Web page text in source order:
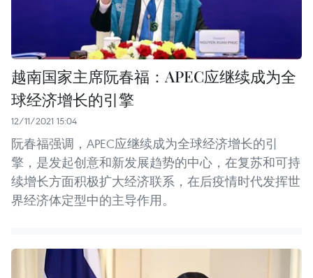
越南国家主席阮春福：APEC应继续成为全
球经济增长的引擎
12/11/2021 15:04
阮春福强调，APEC应继续成为全球经济增长的引
擎，是发起创意和新发展趋势的中心，在复苏和可持
续增长方面积极扩大经济联系，在后疫情时代发挥世
界经济体定型中的主导作用。